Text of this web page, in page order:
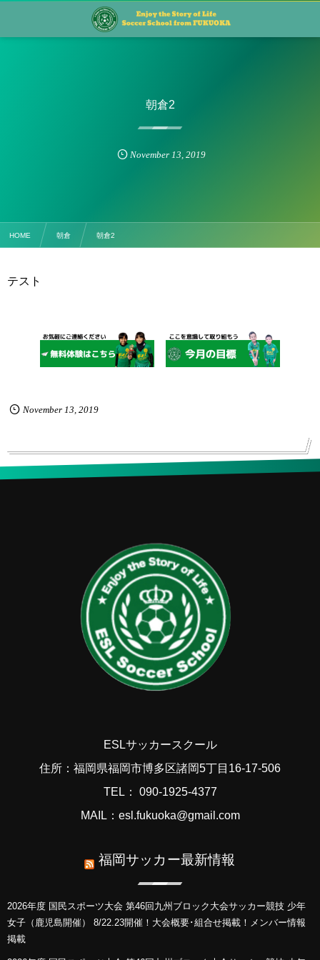
朝倉2
November 13, 2019
HOME 朝倉 朝倉2
テスト
November 13 2019
ESLサッカースクール
住所：福岡県福岡市博多区諸岡5丁目16-17-506
TEL： 090-1925-4377
MAIL：esl.fukuoka@gmail.com
福岡サッカー最新情報
2026年度 国民スポーツ大会 第46回九州ブロック大会サッカー競技 少年
女子（鹿児島開催） 8/22.23開催！大会概要･組合せ掲載！メンバー情報
掲載